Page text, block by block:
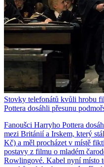
Stovky telefonátů kvůli hrobu
Pottera dosáhli přesunu
Fanoušci Harryho Pottera
mezi Británií a Irskem, který
Kč) a měl procházet v místě
postavy z filmu o mladém
Rowlingové. Kabel nyní místo